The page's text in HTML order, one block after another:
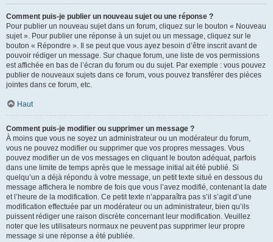
Comment puis-je publier un nouveau sujet ou une réponse ?
Pour publier un nouveau sujet dans un forum, cliquez sur le bouton « Nouveau
sujet ». Pour publier une réponse à un sujet ou un message, cliquez sur le
bouton « Répondre ». Il se peut que vous ayez besoin d’être inscrit avant de
pouvoir rédiger un message. Sur chaque forum, une liste de vos permissions
est affichée en bas de l’écran du forum ou du sujet. Par exemple : vous pouvez
publier de nouveaux sujets dans ce forum, vous pouvez transférer des pièces
jointes dans ce forum, etc.
Haut
Comment puis-je modifier ou supprimer un message ?
À moins que vous ne soyez un administrateur ou un modérateur du forum,
vous ne pouvez modifier ou supprimer que vos propres messages. Vous
pouvez modifier un de vos messages en cliquant le bouton adéquat, parfois
dans une limite de temps après que le message initial ait été publié. Si
quelqu’un a déjà répondu à votre message, un petit texte situé en dessous du
message affichera le nombre de fois que vous l’avez modifié, contenant la date
et l’heure de la modification. Ce petit texte n’apparaîtra pas s’il s’agit d’une
modification effectuée par un modérateur ou un administrateur, bien qu’ils
puissent rédiger une raison discrète concernant leur modification. Veuillez
noter que les utilisateurs normaux ne peuvent pas supprimer leur propre
message si une réponse a été publiée.